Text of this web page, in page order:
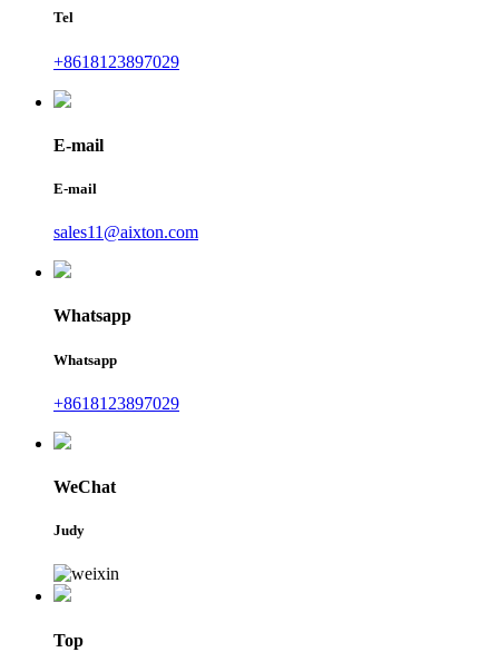
Tel
+8618123897029
E-mail
E-mail
sales11@aixton.com
Whatsapp
Whatsapp
+8618123897029
WeChat
Judy
Top